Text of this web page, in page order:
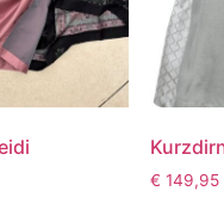
€ 149,95